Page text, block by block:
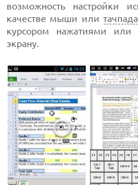
возможность настройки
качестве мыши или тачпада
курсором нажатиями
экрану.